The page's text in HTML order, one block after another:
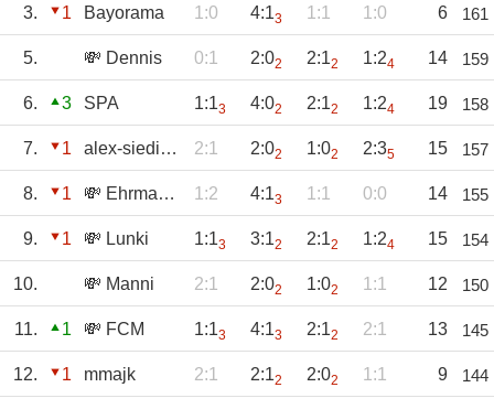
3. 1 Bayorama 1:0 4:13 1:1 1:0 6 161
5. 💸 Dennis 0:1 2:02 2:12 1:24 14 159
6. 3 SPA 1:13 4:02 2:12 1:24 19 158
7. 1 alex-siedinho 2:1 2:02 1:02 2:35 15 157
8. 1 💸 Ehrmantraut 1:2 4:13 1:1 0:0 14 155
9. 1 💸 Lunki 1:13 3:12 2:12 1:24 15 154
10. 💸 Manni 2:1 2:02 1:02 1:1 12 150
11. 1 💸 FCM 1:13 4:13 2:12 2:1 13 145
12. 1 mmajk 2:1 2:12 2:02 1:1 9 144